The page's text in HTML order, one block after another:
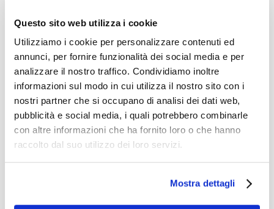
Questo sito web utilizza i cookie
Utilizziamo i cookie per personalizzare contenuti ed
annunci, per fornire funzionalità dei social media e per
analizzare il nostro traffico. Condividiamo inoltre
informazioni sul modo in cui utilizza il nostro sito con i
nostri partner che si occupano di analisi dei dati web,
pubblicità e social media, i quali potrebbero combinarle
con altre informazioni che ha fornito loro o che hanno
raccolto dal suo utilizzo dei loro servizi.
Mostra dettagli
Nel concreto, il progetto sosterrà i
docenti ad acquisire e sviluppare queste
abilità/conoscenze attraverso
l’organizzazione di settimane formative –
di cui una organizzata daENAC– in cui
utilizzare strumenti didattici online